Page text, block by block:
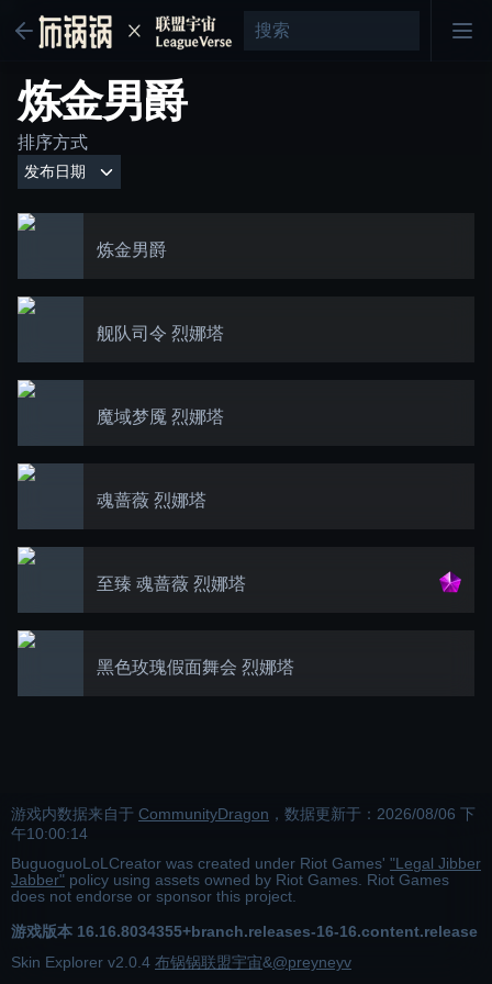
炼金男爵
排序方式
炼金男爵
舰队司令 烈娜塔
魔域梦魇 烈娜塔
魂蔷薇 烈娜塔
至臻 魂蔷薇 烈娜塔
黑色玫瑰假面舞会 烈娜塔
游戏内数据来自于 CommunityDragon ，数据更新于： 2026/08/06 下
午10:00:14
BuguoguoLoLCreator was created under Riot Games' "Legal Jibber
Jabber" policy using assets owned by Riot Games. Riot Games
does not endorse or sponsor this project.
游戏版本 16.16.8034355+branch.releases-16-16.content.release
Skin Explorer v2.0.4 布锅锅联盟宇宙&@preyneyv